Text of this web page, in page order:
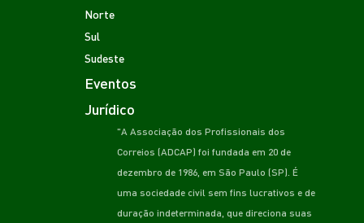
Norte
Sul
Sudeste
Eventos
Jurídico
"A Associação dos Profissionais dos
Correios (ADCAP) foi fundada em 20 de
dezembro de 1986, em São Paulo (SP). É
uma sociedade civil sem fins lucrativos e de
duração indeterminada, que direciona suas